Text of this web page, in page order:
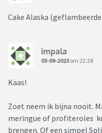
Cake Alaska
impala
03-09-2023 om 22:28
Kaas!
Zoet neem ik bijna nooit.
meringue of profiteroles
brengen. Of een simpel